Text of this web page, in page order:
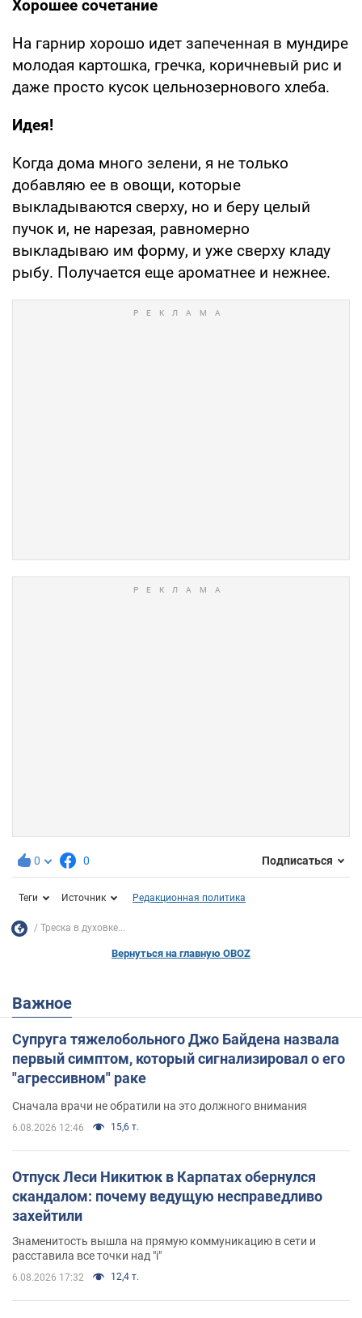
Хорошее сочетание
На гарнир хорошо идет запеченная в мундире
молодая картошка, гречка, коричневый рис и
даже просто кусок цельнозернового хлеба.
Идея!
Когда дома много зелени, я не только
добавляю ее в овощи, которые
выкладываются сверху, но и беру целый
пучок и, не нарезая, равномерно
выкладываю им форму, и уже сверху кладу
рыбу. Получается еще ароматнее и нежнее.
0 0 Подписаться
Теги Источник Редакционная политика
Треска в духовке...
Вернуться на главную OBOZ
Важное
Супруга тяжелобольного Джо Байдена назвала
первый симптом, который сигнализировал о его
"агрессивном" раке
Сначала врачи не обратили на это должного внимания
6.08.2026 12:46 15,6 т.
Отпуск Леси Никитюк в Карпатах обернулся
скандалом: почему ведущую несправедливо
захейтили
Знаменитость вышла на прямую коммуникацию в сети и
расставила все точки над "i"
6.08.2026 17:32 12,4 т.